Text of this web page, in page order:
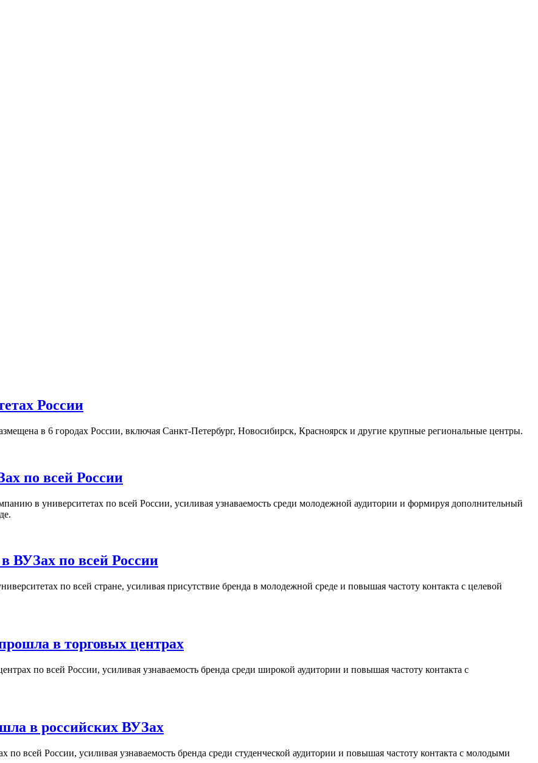
России
в 6 городах России, включая Санкт-Петербург, Новосибирск, Красноярск и другие крупные региональные центры.
по всей России
в университетах по всей России, усиливая узнаваемость среди молодежной аудитории и формируя дополнительный
ВУЗах по всей России
по всей стране, усиливая присутствие бренда в молодежной среде и повышая частоту контакта с целевой
в торговых центрах
по всей России, усиливая узнаваемость бренда среди широкой аудитории и повышая частоту контакта с
в российских ВУЗах
всей России, усиливая узнаваемость бренда среди студенческой аудитории и повышая частоту контакта с молодыми